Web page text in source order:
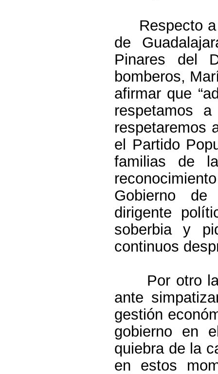
Respecto
de
Pinares del
bomberos,
afirmar que
respetamos
respetaremos
el Partido
familias de
Gobierno de
dirigente
soberbia y
continuos
Por otro
ante
gestión
gobierno en
quiebra de la
en estos